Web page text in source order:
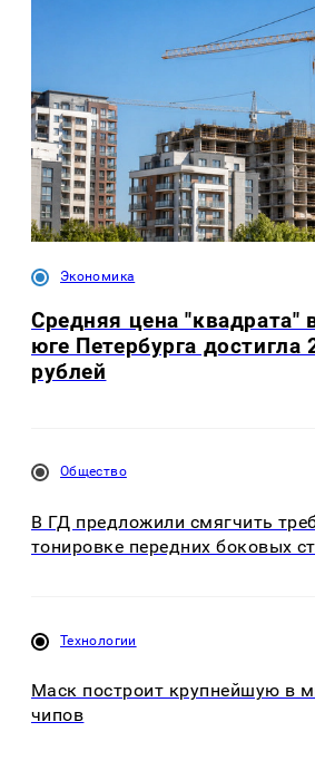
Экономика
Средняя цена
юге Петербурга достигла
рублей
Общество
В ГД предложили смягчить
тонировке передних боковых
Технологии
Маск построит крупнейшую в
чипов